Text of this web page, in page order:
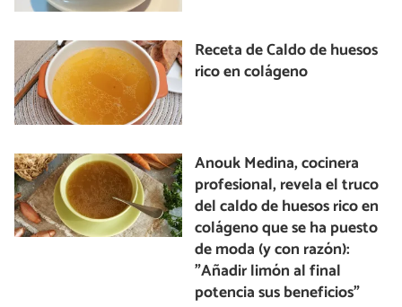
Receta de Caldo de huesos
rico en colágeno
Anouk Medina, cocinera
profesional, revela el truco
del caldo de huesos rico en
colágeno que se ha puesto
de moda (y con razón):
"Añadir limón al final
potencia sus beneficios"